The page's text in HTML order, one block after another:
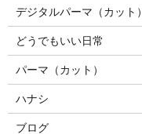
デジタルパーマ（カット）
どうでもいい日常
パーマ（カット）
ハナシ
ブログ